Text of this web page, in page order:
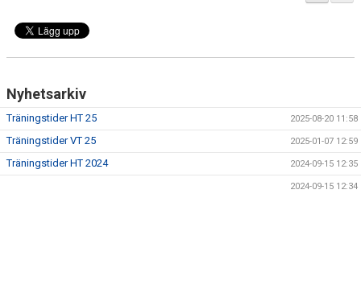
Nyhetsarkiv
Träningstider HT 25 2025-08-20 11:58
Träningstider VT 25 2025-01-07 12:59
Träningstider HT 2024 2024-09-15 12:35
2024-09-15 12:34